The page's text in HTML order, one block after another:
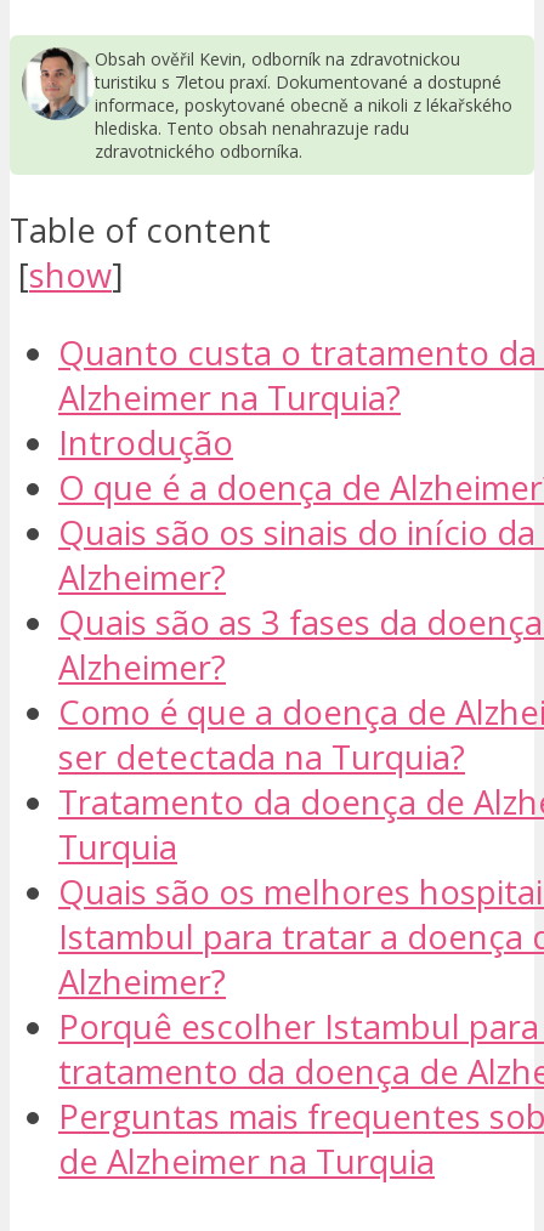
Obsah ověřil Kevin, odborník na zdravotnickou
turistiku s 7letou praxí. Dokumentované a dostupné
informace, poskytované obecně a nikoli z lékařského
hlediska. Tento obsah nenahrazuje radu
zdravotnického odborníka.
Table of content
[show]
Quanto custa o tratamento
Alzheimer na Turquia?
Introdução
O que é a doença de
Quais são os sinais do início
Alzheimer?
Quais são as 3 fases da
Alzheimer?
Como é que a doença de
ser detectada na Turquia?
Tratamento da doença de
Turquia
Quais são os melhores
Istambul para tratar a doença
Alzheimer?
Porquê escolher Istambul
tratamento da doença de
Perguntas mais frequentes
de Alzheimer na Turquia